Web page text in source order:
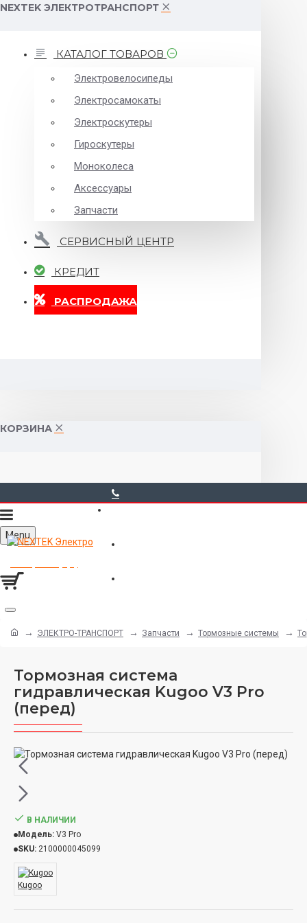
NEXTEK ЭЛЕКТРОТРАНСПОРТ
КАТАЛОГ ТОВАРОВ
Электровелосипеды
Электросамокаты
Электроскутеры
Гироскутеры
Моноколеса
Аксессуары
Запчасти
СЕРВИСНЫЙ ЦЕНТР
КРЕДИТ
РАСПРОДАЖА
КОРЗИНА
Menu
ЭЛЕКТРО-ТРАНСПОРТ Запчасти Тормозные системы
Тормозная система
гидравлическая Kugoo V3 Pro
(перед)
В НАЛИЧИИ
Модель: V3 Pro
SKU: 2100000045099
Kugoo